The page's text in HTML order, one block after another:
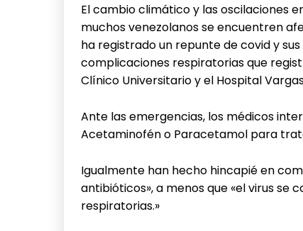
El cambio climático y las oscilaciones
muchos venezolanos se encuentren
ha registrado un repunte de covid y
complicaciones respiratorias que
Clínico Universitario y el Hospital
Ante las emergencias, los médicos
Acetaminofén o Paracetamol para
Igualmente han hecho hincapié en
antibióticos», a menos que «el virus
respiratorias.»